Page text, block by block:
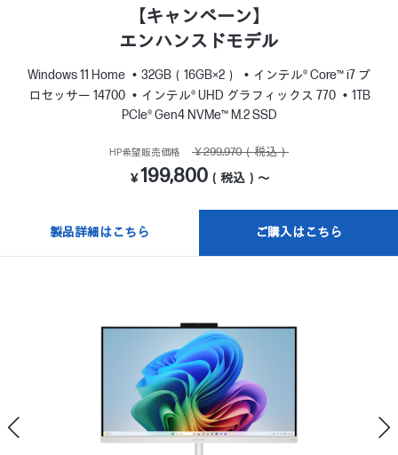
【キャンペーン】
エンハンスドモデル
Windows 11 Home 32GB（16GB×2）
インテル® Core™ i7 プ
ロセッサー 14700
インテル® UHD グラフィックス 770
1TB
PCIe® Gen4 NVMe™ M.2 SSD
HP希望販売価格 ￥299,970（税込）
￥199,800 （税込）～
製品詳細はこちら ご購入はこちら